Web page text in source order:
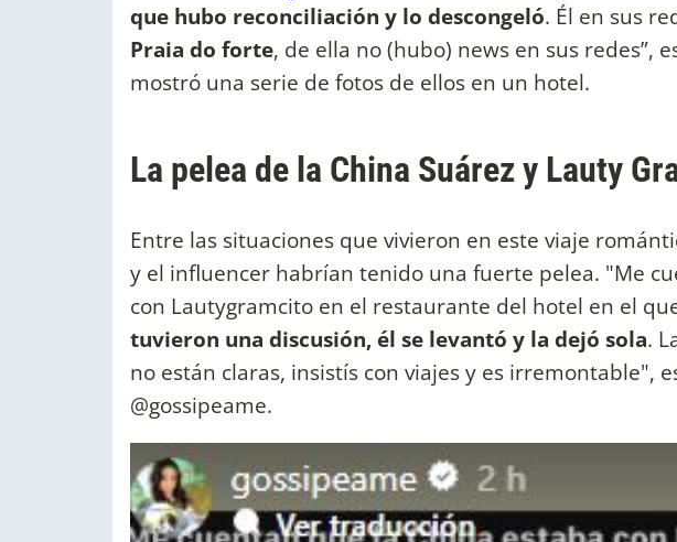
que hubo reconciliación y lo descongeló. Él en sus
Praia do forte, de ella no (hubo) news en sus redes”,
mostró una serie de fotos de ellos en un hotel.
La pelea de la China Suárez y Lauty
Entre las situaciones que vivieron en este viaje
y el influencer habrían tenido una fuerte pelea. "Me
con Lautygramcito en el restaurante del hotel en el
tuvieron una discusión, él se levantó y la dejó sola.
no están claras, insistís con viajes y es irremontable",
@gossipeame.